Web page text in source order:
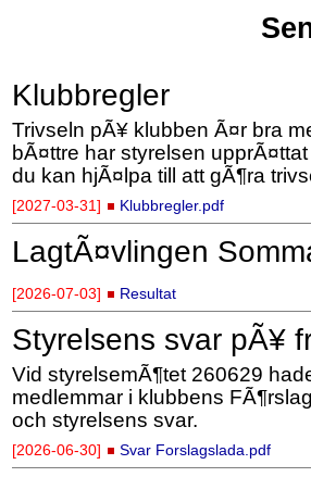
Klubbregler
Trivseln pÃ¥ klubben Ã¤r bra
bÃ¤ttre har styrelsen
du kan hjÃ¤lpa till att gÃ¶ra
[2027-03-31] Klubbregler.pdf
LagtÃ¤vlingen
[2026-07-03] Resultat
Styrelsens svar pÃ¥
Vid styrelsemÃ¶tet 260629
medlemmar i klubbens
och styrelsens svar.
[2026-06-30] Svar Forslagslada.pdf